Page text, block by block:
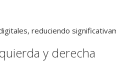
reduciendo
y derecha